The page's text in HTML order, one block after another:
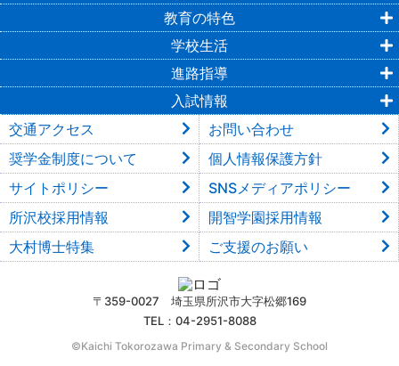
〒359-0027 埼玉県所沢市大字松郷169
TEL：04-2951-8088
教育の特色
学校生活
進路指導
入試情報
交通アクセス
お問い合わせ
奨学金制度について
個人情報保護方針
サイトポリシー
SNSメディアポリシー
所沢校採用情報
開智学園採用情報
大村博士特集
ご支援のお願い
©︎Kaichi Tokorozawa Primary & Secondary School